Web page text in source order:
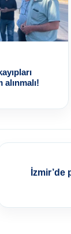
İzmir’de